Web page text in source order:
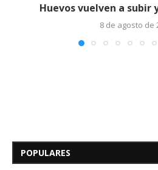
Huevos vuelven a subir
8 de agosto de
POPULARESDesconocidos del...